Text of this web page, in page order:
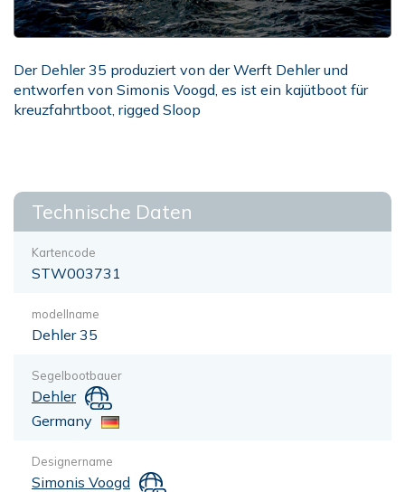
Der Dehler 35 produziert von der Werft Dehler und
entworfen von Simonis Voogd, es ist ein kajütboot für
kreuzfahrtboot, rigged Sloop
Technische Daten
Kartencode
STW003731
modellname
Dehler 35
Segelbootbauer
Dehler
Germany
Designername
Simonis Voogd